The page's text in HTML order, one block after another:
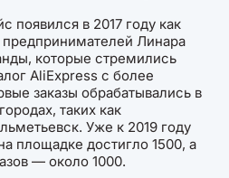
появился в 2017 году как
Линара
которые стремились
AliExpress с более
заказы обрабатывались в
таких как
Уже к 2019 году
площадке достигло 1500, а
— около 1000.